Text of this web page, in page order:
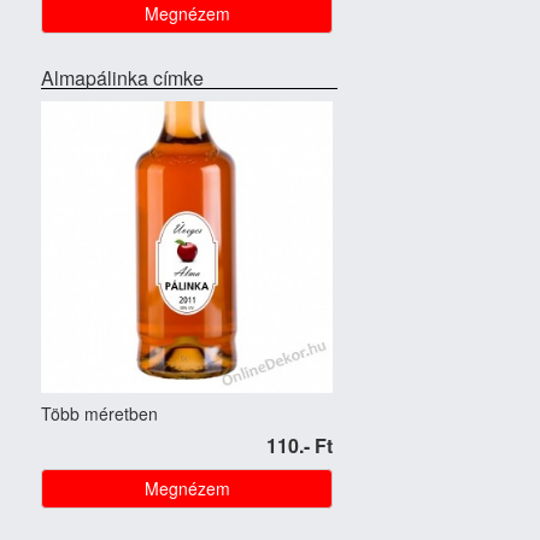
Megnézem
Almapálinka címke
Több méretben
110.- Ft
Megnézem